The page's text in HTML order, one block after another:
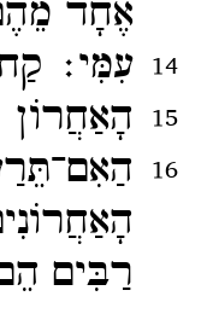
אֶחָד
עִמִּי׃ 14
הָאַחֲרוֹן 15
16
רַבִּים